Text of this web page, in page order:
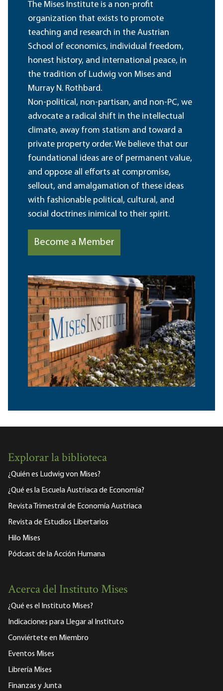
The Mises Institute is a non-profit
organization that exists to promote
teaching and research in the Austrian
School of economics, individual freedom,
honest history, and international peace, in
the tradition of Ludwig von Mises and
Murray N. Rothbard.
Non-political, non-partisan, and non-PC, we
advocate a radical shift in the intellectual
climate, away from statism and toward a
private property order. We believe that our
foundational ideas are of permanent value,
and oppose all efforts at compromise,
sellout, and amalgamation of these ideas
with fashionable political, cultural, and
social doctrines inimical to their spirit.
Become a Member
Explorar la biblioteca
¿Quién es Ludwig von Mises?
¿Qué es la Escuela Austriaca de Economía?
Revista Trimestral de Economía Austriaca
Revista de Estudios Libertarios
Hilo Mises
Pódcast de la Acción Humana
Acerca del Instituto Mises
¿Qué es el Instituto Mises?
Indicaciones para Llegar al Instituto
Conviértete en Miembro
Eventos Mises
Librería Mises
Finanzas y Junta